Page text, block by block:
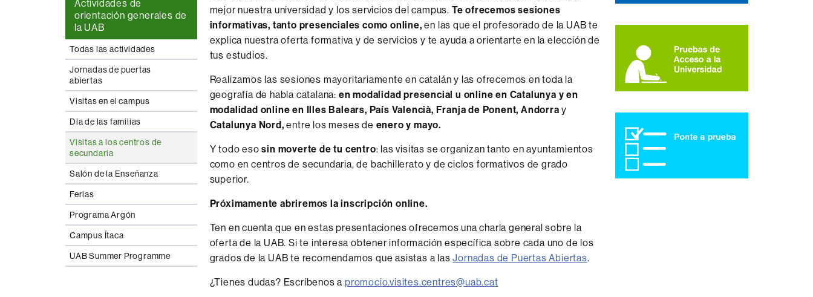
Actividades de
orientación generales de
la UAB
Todas las actividades
Jornadas de puertas
abiertas
Visitas en el campus
Día de las familias
Visitas a los centros de
secundaria
Salón de la Enseñanza
Ferias
Programa Argón
Campus Ítaca
UAB Summer Programme
mejor nuestra universidad y los servicios del campus. Te ofrecemossesiones
informativas, tanto presenciales como online,en las que el profesorado de la UAB te
explica nuestra oferta formativa y de servicios y te ayuda a orientarte en la elección de
tus estudios.
Realizamos las sesiones mayoritariamente en catalán y las ofrecemos en toda la
geografía de habla catalana: en modalidad presencial u online en Catalunya y en
modalidad online en Illes Balears, País Valencià, Franja de Ponent, Andorray
Catalunya Nord,entre los meses de enero y mayo.
Y todo esosin moverte de tu centro: las visitas se organizan tanto en ayuntamientos
como en centros de secundaria, de bachillerato y de ciclos formativos de grado
superior.
Próximamente abriremos la inscripción online.
Ten en cuenta que en estas presentaciones ofrecemos una charla general sobre la
oferta de la UAB. Si te interesa obtener información específica sobre cada uno de los
grados de la UAB te recomendamos que asistas a lasJornadas de Puertas Abiertas.
¿Tienes dudas? Escríbenos a promocio.visites.centres@uab.cat